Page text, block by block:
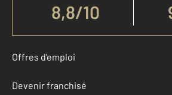
8,8/10
Offres d'emploi
Devenir franchisé